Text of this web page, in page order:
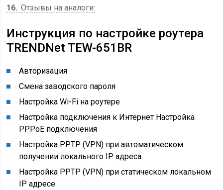
16 Отзывы на аналоги:
Инструкция по настройке роутера
TRENDNet TEW-651BR
Авторизация
Смена заводского пароля
Настройка Wi-Fi на роутере
Настройка подключения к Интернет Настройка
PPPoE подключения
Настройка PPTP (VPN) при автоматическом
получении локального IP адреса
Настройка PPTP (VPN) при статическом локальном
IP адресе